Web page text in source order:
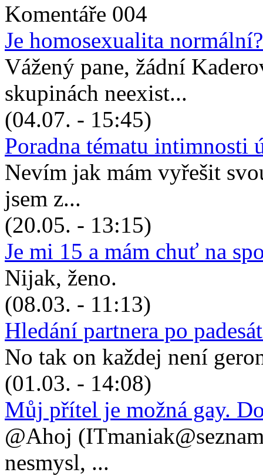
Komentáře 004
Je homosexualita normální?
Vážený pane, žádní
skupinách neexist...
(04.07. - 15:45)
Poradna tématu intimnosti
Nevím jak mám vyřešit
jsem z...
(20.05. - 13:15)
Je mi 15 a mám chuť na
Nijak, ženo.
(08.03. - 11:13)
Hledání partnera po
No tak on každej není
(01.03. - 14:08)
Můj přítel je možná gay.
@Ahoj
nesmysl, ...